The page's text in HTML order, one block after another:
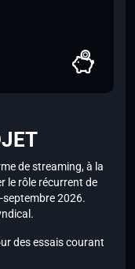
de streaming, à la
le rôle récurrent de
septembre 2026.
des essais courant